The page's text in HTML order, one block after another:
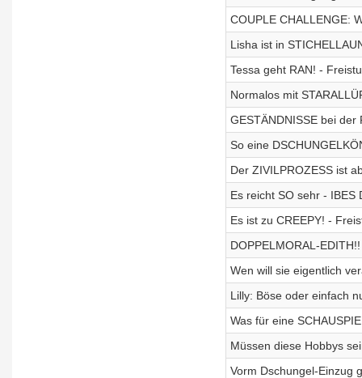
COUPLE CHALLENGE:
Lisha ist in
Tessa geht RAN! -
Normalos mit
GESTÄNDNISSE bei der
So eine
Der ZIVILPROZESS ist
Es reicht SO sehr - IBES
Es ist zu CREEPY! -
DOPPELMORAL-
Wen will sie eigentlich
Lilly: Böse oder einfach
Was für eine
Müssen diese Hobbys
Vorm Dschungel-Einzug